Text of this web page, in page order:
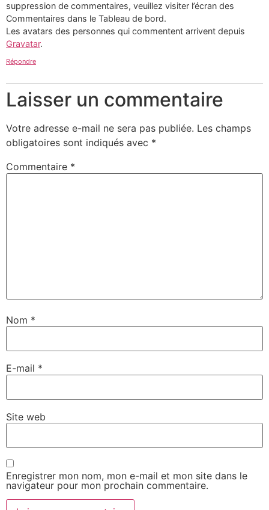
suppression de commentaires, veuillez visiter l’écran des
Commentaires dans le Tableau de bord.
Les avatars des personnes qui commentent arrivent depuis
Gravatar.
Répondre
Laisser un commentaire
Votre adresse e-mail ne sera pas publiée. Les champs
obligatoires sont indiqués avec *
Commentaire *
Nom *
E-mail *
Site web
Enregistrer mon nom, mon e-mail et mon site dans le
navigateur pour mon prochain commentaire.